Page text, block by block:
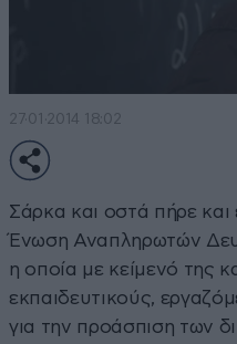
27·01·2014 18:02
Σάρκα και οστά πήρε
Ένωση Αναπληρωτών
η οποία με κείμενό της
εκπαιδευτικούς,
για την προάσπιση των